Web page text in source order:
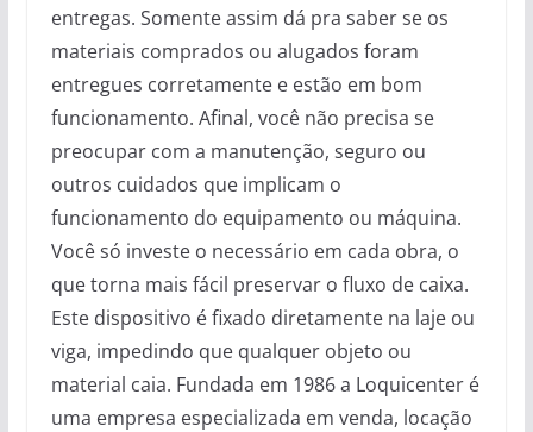
entregas. Somente assim dá pra saber se os
materiais comprados ou alugados foram
entregues corretamente e estão em bom
funcionamento. Afinal, você não precisa se
preocupar com a manutenção, seguro ou
outros cuidados que implicam o
funcionamento do equipamento ou máquina.
Você só investe o necessário em cada obra, o
que torna mais fácil preservar o fluxo de caixa.
Este dispositivo é fixado diretamente na laje ou
viga, impedindo que qualquer objeto ou
material caia. Fundada em 1986 a Loquicenter é
uma empresa especializada em venda, locação